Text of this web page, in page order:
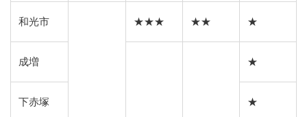
和光市 ★★★ ★★ ★
成増 ★
下赤塚 ★